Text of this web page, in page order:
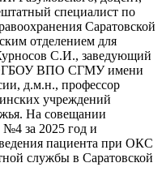
специалист по
Саратовской
отделением для
С.И., заведующий
ФГБОУ ВПО СГМУ имени
д.м.н., профессор
учреждений
На совещании
за 2025 год и
пациента при ОКС
службы в Саратовской